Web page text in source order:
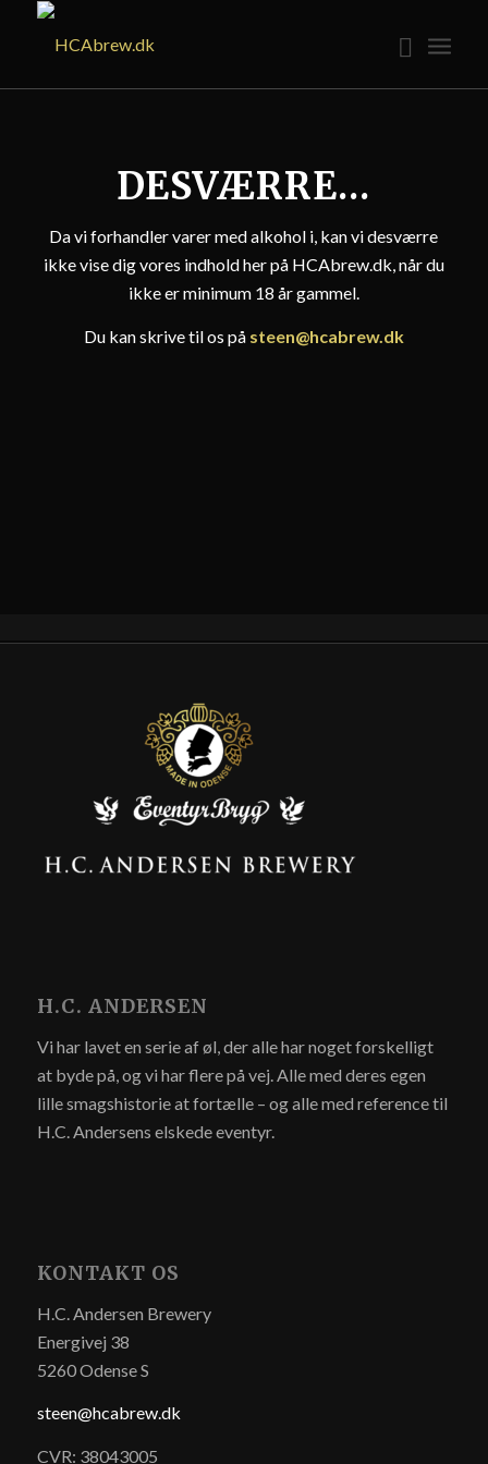
DESVÆRRE…
Da vi forhandler varer med alkohol i, kan vi desværre
ikke vise dig vores indhold her på HCAbrew.dk, når du
ikke er minimum 18 år gammel.
Du kan skrive til os på steen@hcabrew.dk
H.C. ANDERSEN
Vi har lavet en serie af øl, der alle har noget forskelligt
at byde på, og vi har flere på vej. Alle med deres egen
lille smagshistorie at fortælle – og alle med reference til
H.C. Andersens elskede eventyr.
KONTAKT OS
H.C. Andersen Brewery
Energivej 38
5260 Odense S
steen@hcabrew.dk
CVR: 38043005